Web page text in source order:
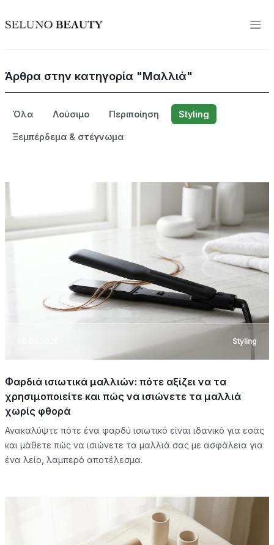
Άρθρα στην κατηγορία "Μαλλιά"
Όλα Λούσιμο Περιποίηση Styling
Ξεμπέρδεμα & στέγνωμα
Styling
Φαρδιά ισιωτικά μαλλιών: πότε αξίζει να τα
χρησιμοποιείτε και πώς να ισιώνετε τα μαλλιά
χωρίς φθορά
Ανακαλύψτε πότε ένα φαρδύ ισιωτικό είναι ιδανικό για εσάς
και μάθετε πώς να ισιώνετε τα μαλλιά σας με ασφάλεια για
ένα λείο, λαμπερό αποτέλεσμα.